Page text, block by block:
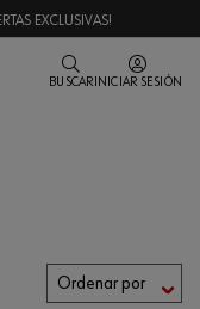
EXCLUSIVAS!
BUSCAR INICIAR SESIÓN